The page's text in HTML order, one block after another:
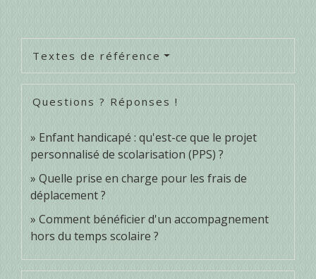
Textes de référence
Questions ? Réponses !
Enfant handicapé : qu'est-ce que le projet
personnalisé de scolarisation (PPS) ?
Quelle prise en charge pour les frais de
déplacement ?
Comment bénéficier d'un accompagnement
hors du temps scolaire ?